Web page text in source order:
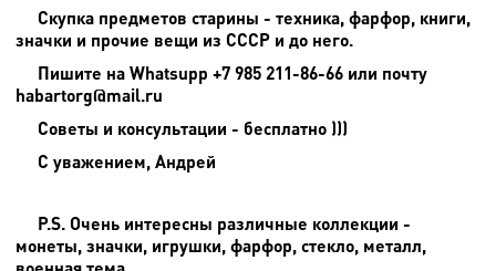
Скупка предметов старины - техника, фарфор, книги,
значки и прочие вещи из СССР и до него.
Пишите на Whatsupp +7 985 211-86-66 или почту
habartorg@mail.ru
Советы и консультации - бесплатно )))
С уважением, Андрей
P.S. Очень интересны различные коллекции -
монеты, значки, игрушки, фарфор, стекло, металл,